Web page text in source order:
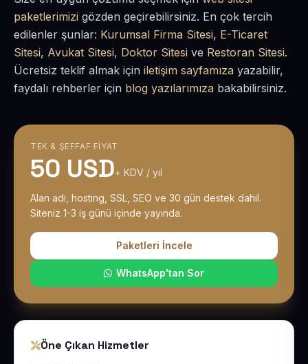
paketlerimizi gözden geçirebilirsiniz. En çok tercih
edilenler şunlar: Kurumsal Firma Sitesi, E-Ticaret
Sitesi, Avukat Sitesi, Doktor Sitesi ve Restoran Sitesi.
Ücretsiz teklif almak için iletişim sayfamıza yazabilir,
faydalı rehberler için blog yazılarımıza bakabilirsiniz.
TEK & ŞEFFAF FIYAT
50 USD+ KDV / yıl
Alan adı, hosting, SSL, SEO ve 30 gün destek dahil.
Siteniz 1-3 iş günü içinde yayında.
Paketleri İncele
WhatsApp'tan Sor
Öne Çıkan Hizmetler